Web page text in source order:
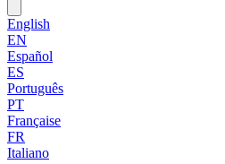
English
EN
Español
ES
Português
PT
Française
FR
Italiano